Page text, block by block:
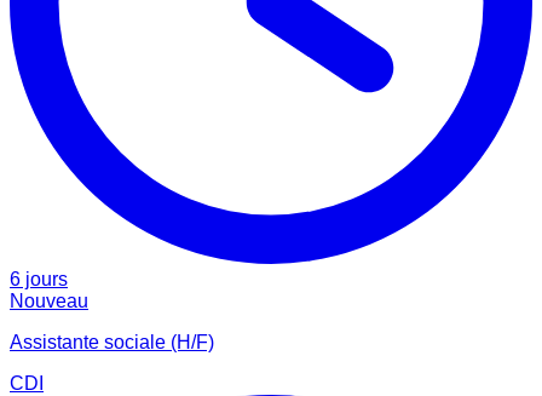
6 jours
Nouveau
Assistante sociale (H/F)
CDI